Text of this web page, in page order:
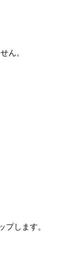
ん。
プします。